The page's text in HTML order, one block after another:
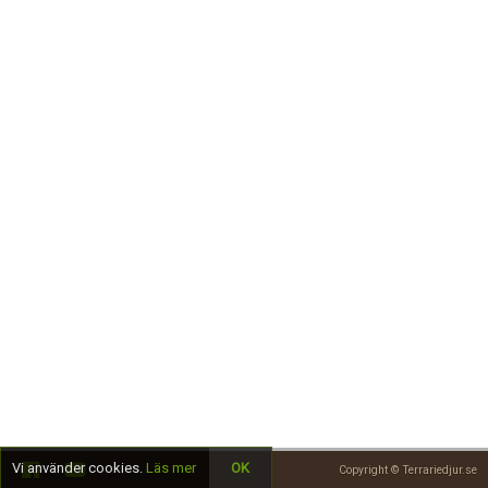
Copyright © Terrariedjur.se
Vi använder cookies. Läs mer OK